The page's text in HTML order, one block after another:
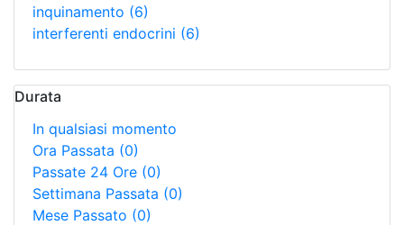
inquinamento (6)
interferenti endocrini (6)
Durata
In qualsiasi momento
Ora Passata (0)
Passate 24 Ore (0)
Settimana Passata (0)
Mese Passato (0)